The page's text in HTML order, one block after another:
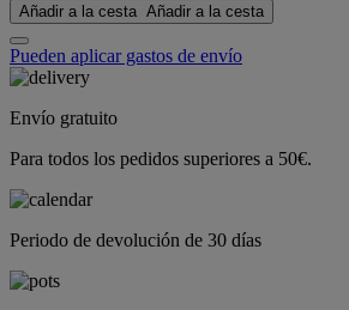
Añadir a la cesta Añadir a la cesta
Pueden aplicar gastos de envío
Envío gratuito
Para todos los pedidos superiores a 50€.
Periodo de devolución de 30 días